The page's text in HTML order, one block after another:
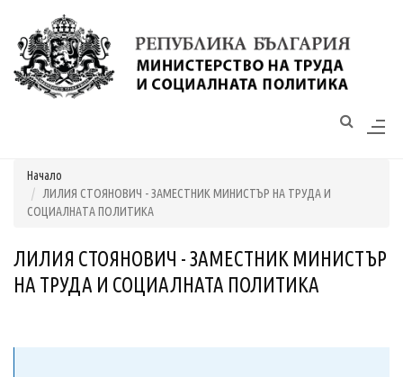
Моля,
обърнете
система
Начало
ЛИЛИЯ СТОЯНОВИЧ - ЗАМЕСТНИК МИНИСТЪР НА ТРУДА И
СОЦИАЛНАТА ПОЛИТИКА
ЛИЛИЯ СТОЯНОВИЧ - ЗАМЕСТНИК МИНИСТЪР
НА ТРУДА И СОЦИАЛНАТА ПОЛИТИКА